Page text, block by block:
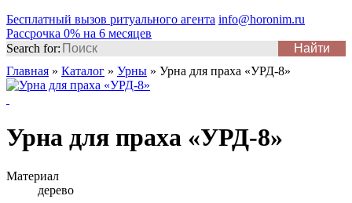
Бесплатный вызов ритуального агента info@horonim.ru
Рассрочка 0% на 6 месяцев
Search for:
Главная » Каталог » Урны » Урна для праха «УРД-8»
Урна для праха «УРД-8»
Материал
дерево